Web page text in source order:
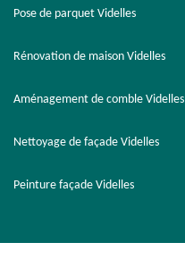
Pose de parquet Videlles
Rénovation de maison Videlles
Aménagement de comble Videlles
Nettoyage de façade Videlles
Peinture façade Videlles